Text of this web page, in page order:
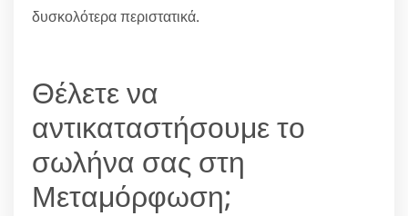
δυσκολότερα περιστατικά.
Θέλετε να
αντικαταστήσουμε το
σωλήνα σας στη
Μεταμόρφωση;